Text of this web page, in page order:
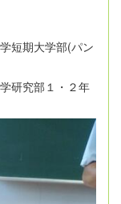
短期大学部(パン
研究部１・２年